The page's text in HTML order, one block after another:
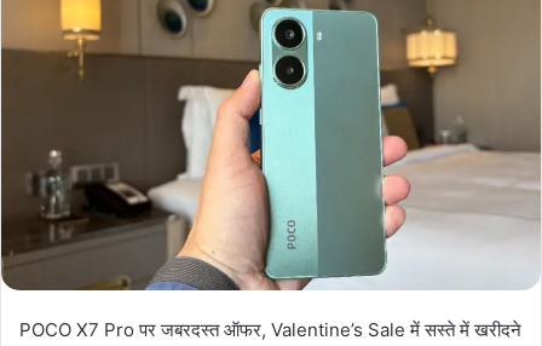
POCO X7 Pro पर जबरदस्त ऑफर, Valentine’s Sale में सस्ते में खरीदने